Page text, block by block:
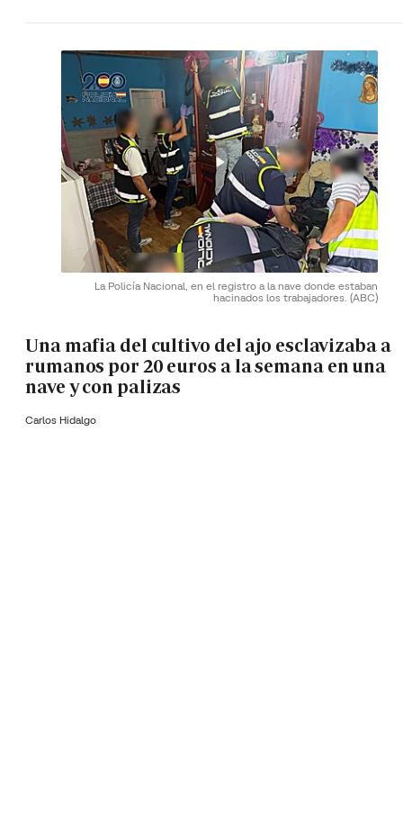
La Policía Nacional, en el registro a la nave donde estaban
hacinados los trabajadores. (ABC)
Una mafia del cultivo del ajo esclavizaba a
rumanos por 20 euros a la semana en una
nave y con palizas
Carlos Hidalgo